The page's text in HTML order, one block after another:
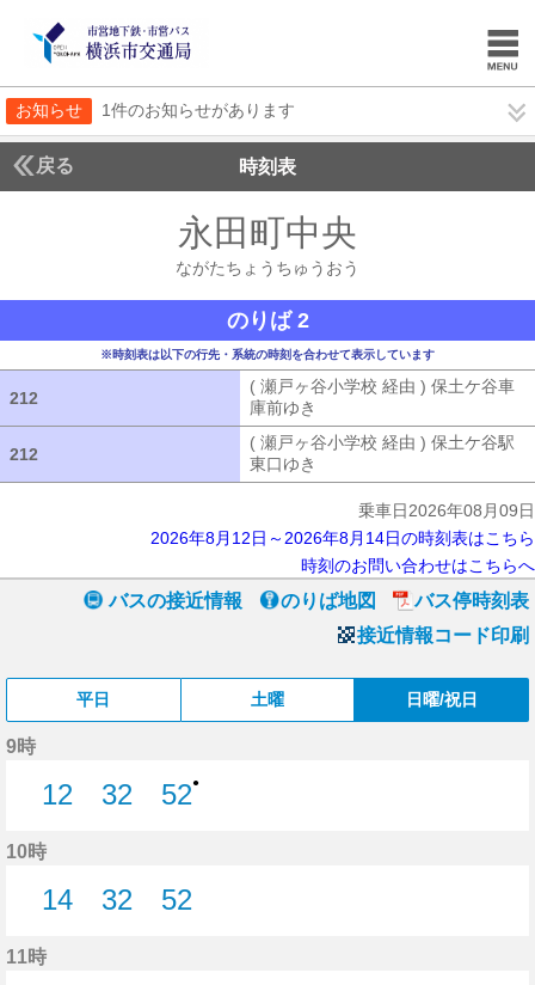
お知らせ 1件のお知らせがあります
戻る 時刻表
永田町中央
ながたちょうちゅうおう
のりば 2
※時刻表は以下の行先・系統の時刻を合わせて表示しています
212
( 瀬戸ヶ谷小学校 経由 ) 保土ケ谷車
庫前ゆき
212
( 瀬戸ヶ谷小学校 経由 ) 保土ケ谷駅
東口ゆき
乗車日2026年08月09日
2026年8月12日～2026年8月14日の時刻表はこちら
時刻のお問い合わせはこちらへ
バスの接近情報 のりば地図
バス停時刻表
接近情報コード印刷
平日 土曜 日曜/祝日
9時
12
32
52●
10時
14
32
52
11時